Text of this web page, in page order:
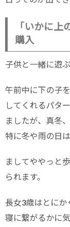
「いかに
購入
子供と一緒に遊
午前中に下の子
してくれるパタ
ましたが、真冬
特に冬や雨の日
ましてややっと
られます。
長女3歳はとに
寝に繋がるかに